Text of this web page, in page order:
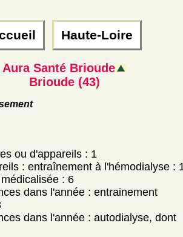
Haute-Loire
Aura Santé Brioude
Brioude (43)
ou d'appareils : 1
: entraînement à l'hémodialyse :
: 6
dans l'année : entrainement
dans l'année : autodialyse, dont